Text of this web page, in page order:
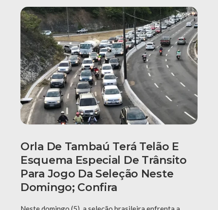
Orla De Tambaú Terá Telão E
Esquema Especial De Trânsito
Para Jogo Da Seleção Neste
Domingo; Confira